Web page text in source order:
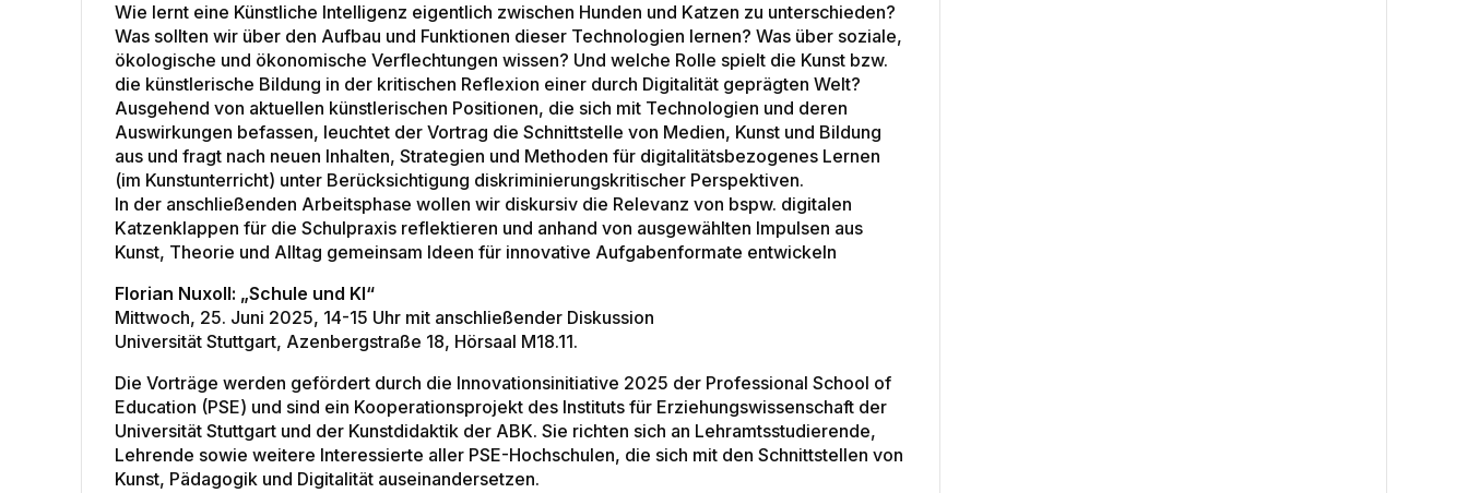
Wie lernt eine Künstliche Intelligenz eigentlich zwischen Hunden und Katzen zu unterschieden?
Was sollten wir über den Aufbau und Funktionen dieser Technologien lernen? Was über soziale,
ökologische und ökonomische Verflechtungen wissen? Und welche Rolle spielt die Kunst bzw.
die künstlerische Bildung in der kritischen Reflexion einer durch Digitalität geprägten Welt?
Ausgehend von aktuellen künstlerischen Positionen, die sich mit Technologien und deren
Auswirkungen befassen, leuchtet der Vortrag die Schnittstelle von Medien, Kunst und Bildung
aus und fragt nach neuen Inhalten, Strategien und Methoden für digitalitätsbezogenes Lernen
(im Kunstunterricht) unter Berücksichtigung diskriminierungskritischer Perspektiven.
In der anschließenden Arbeitsphase wollen wir diskursiv die Relevanz von bspw. digitalen
Katzenklappen für die Schulpraxis reflektieren und anhand von ausgewählten Impulsen aus
Kunst, Theorie und Alltag gemeinsam Ideen für innovative Aufgabenformate entwickeln
Florian Nuxoll: „Schule und KI“
Mittwoch, 25. Juni 2025, 14-15 Uhr mit anschließender Diskussion
Universität Stuttgart, Azenbergstraße 18, Hörsaal M18.11.
Die Vorträge werden gefördert durch die Innovationsinitiative 2025 der Professional School of
Education (PSE) und sind ein Kooperationsprojekt des Instituts für Erziehungswissenschaft der
Universität Stuttgart und der Kunstdidaktik der ABK. Sie richten sich an Lehramtsstudierende,
Lehrende sowie weitere Interessierte aller PSE-Hochschulen, die sich mit den Schnittstellen von
Kunst, Pädagogik und Digitalität auseinandersetzen.